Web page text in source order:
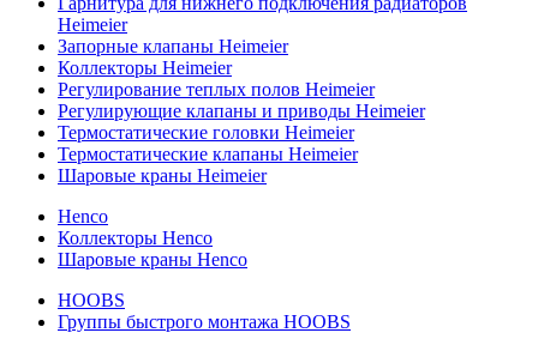
Heimeier
Запорные клапаны Heimeier
Коллекторы Heimeier
Регулирование теплых полов Heimeier
Регулирующие клапаны и приводы Heimeier
Термостатические головки Heimeier
Термостатические клапаны Heimeier
Шаровые краны Heimeier
Henco
Коллекторы Henco
Шаровые краны Henco
HOOBS
Группы быстрого монтажа HOOBS